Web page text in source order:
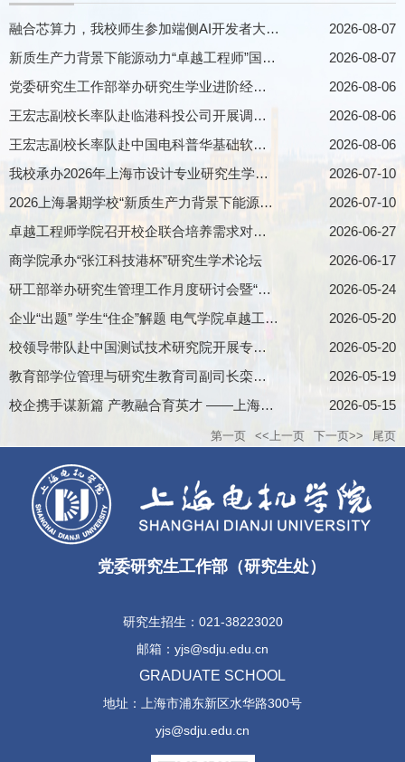
融合芯算力，我校师生参加端侧AI开发者大赛启动仪式
2026-08-07
新质生产力背景下能源动力“卓越工程师”国际暑期学校圆满结营
2026-08-07
党委研究生工作部举办研究生学业进阶经验分享活动
2026-08-06
王宏志副校长率队赴临港科投公司开展调研交流
2026-08-06
王宏志副校长率队赴中国电科普华基础软件股份有限公司开展交流
2026-08-06
我校承办2026年上海市设计专业研究生学术创新论坛
2026-07-10
2026上海暑期学校“新质生产力背景下能源动力卓越工程师项目”顺利开营
2026-07-10
卓越工程师学院召开校企联合培养需求对接会
2026-06-27
商学院承办“张江科技港杯”研究生学术论坛
2026-06-17
研工部举办研究生管理工作月度研讨会暨“临港机遇・职引未来”研究生就业工作坊
2026-05-24
企业“出题” 学生“住企”解题 电气学院卓越工程师培养的实践探索
2026-05-20
校领导带队赴中国测试技术研究院开展专题调研
2026-05-20
教育部学位管理与研究生教育司副司长栾宗涛来我校考察调研
2026-05-19
校企携手谋新篇 产教融合育英才 ——上海电机学院与临港投控集团举行合作交流会
2026-05-15
第一页 <<上一页 下一页>> 尾页
党委研究生工作部（研究生处）
研究生招生：021-38223020
邮箱：yjs@sdju.edu.cn
GRADUATE SCHOOL
地址：上海市浦东新区水华路300号
yjs@sdju.edu.cn